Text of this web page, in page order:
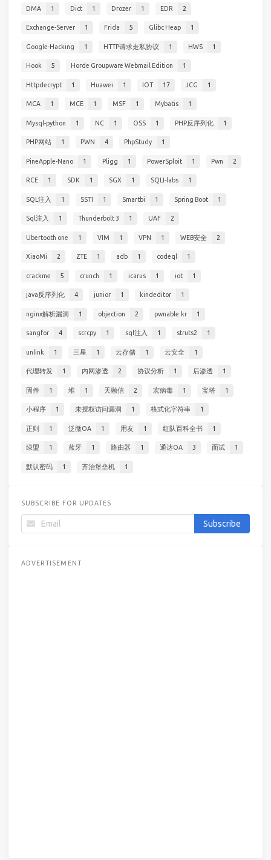
DMA 1 Dict 1 Drozer 1 EDR 2
Exchange-Server 1 Frida 5 Glibc Heap 1
Google-Hacking 1 HTTP请求走私协议 1 HWS 1
Hook 5 Horde Groupware Webmail Edition 1
Httpdecrypt 1 Huawei 1 IOT 17 JCG 1
MCA 1 MCE 1 MSF 1 Mybatis 1
Mysql-python 1 NC 1 OSS 1 PHP反序列化 1
PHP网站 1 PWN 4 PhpStudy 1
PineApple-Nano 1 Pligg 1 PowerSploit 1 Pwn 2
RCE 1 SDK 1 SGX 1 SQLI-labs 1
SQL注入 1 SSTI 1 Smartbi 1 Spring Boot 1
Sql注入 1 Thunderbolt 3 1 UAF 2
Ubertooth one 1 VIM 1 VPN 1 WEB安全 2
XiaoMi 2 ZTE 1 adb 1 codeql 1
crackme 5 crunch 1 icarus 1 iot 1
java反序列化 4 junior 1 kindeditor 1
nginx解析漏洞 1 objection 2 pwnable.kr 1
sangfor 4 scrcpy 1 sql注入 1 struts2 1
unlink 1 三星 1 云存储 1 云安全 1
代理转发 1 内网渗透 2 协议分析 1 后渗透 1
固件 1 堆 1 天融信 2 宏病毒 1 宝塔 1
小程序 1 未授权访问漏洞 1 格式化字符串 1
正则 1 泛微OA 1 用友 1 红队百科全书 1
绿盟 1 蓝牙 1 路由器 1 通达OA 3 面试 1
默认密码 1 齐治堡垒机 1
SUBSCRIBE FOR UPDATES
ADVERTISEMENT